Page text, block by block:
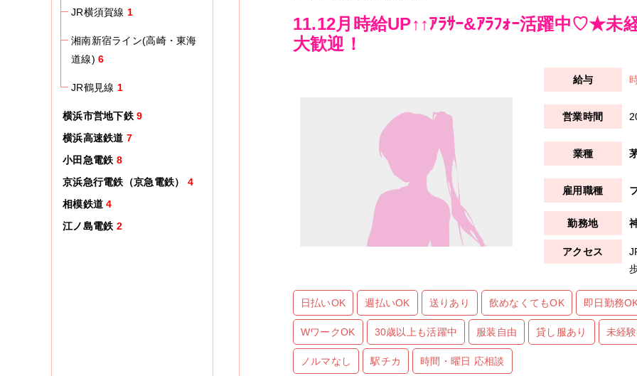
JR横須賀線 1
湘南新宿ライン(高崎・東海
道線) 6
JR鶴見線 1
横浜市営地下鉄 9
横浜高速鉄道 7
小田急電鉄 8
京浜急行電鉄（京急電鉄）
4
相模鉄道 4
江ノ島電鉄 2
11.12月時給UP↑↑ｱﾗｻｰ&ｱﾗﾌｫｰ活躍中♡★
大歓迎！
日払いOK 週払いOK 送りあり 飲めなくてもOK 即日勤務
WワークOK 30歳以上も活躍中 服装自由 貸し服あり 未経
ノルマなし 駅チカ 時間・曜日 応相談